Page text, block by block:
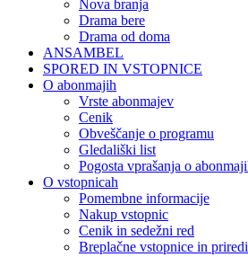
Nova branja
Drama bere
Drama od doma
ANSAMBEL
SPORED IN VSTOPNICE
O abonmajih
Vrste abonmajev
Cenik
Obveščanje o programu
Gledališki list
Pogosta vprašanja o
O vstopnicah
Pomembne informacije
Nakup vstopnic
Cenik in sedežni red
Breplačne vstopnice in